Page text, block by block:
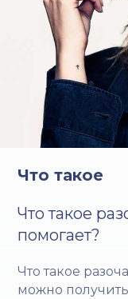
Что такое
Что такое
помогает?
Что такое
можно получить